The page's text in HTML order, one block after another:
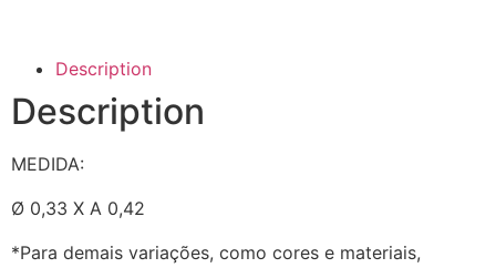
Description
Description
MEDIDA:
Ø 0,33 X A 0,42
*Para demais variações, como cores e materiais,